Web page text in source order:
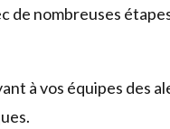
de nombreuses
à vos équipes des